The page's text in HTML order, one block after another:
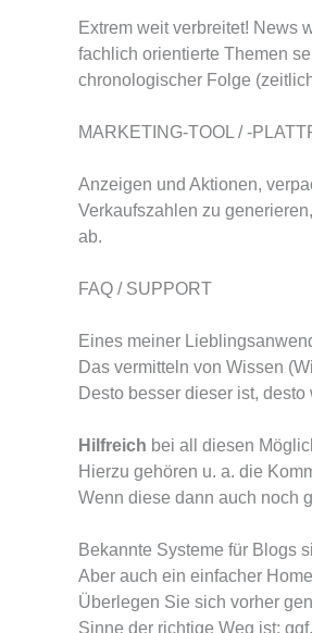
Extrem weit verbreitet! News
fachlich orientierte Themen
chronologischer Folge
MARKETING-TOOL / -
Anzeigen und Aktionen,
Verkaufszahlen zu
ab.
FAQ / SUPPORT
Eines meiner
Das vermitteln von Wissen
Desto besser dieser ist,
Hilfreich bei all diesen
Hierzu gehören u. a. die
Wenn diese dann auch noch
Bekannte Systeme für Blogs
Aber auch ein einfacher
Überlegen Sie sich vorher
Sinne der richtige Weg ist;